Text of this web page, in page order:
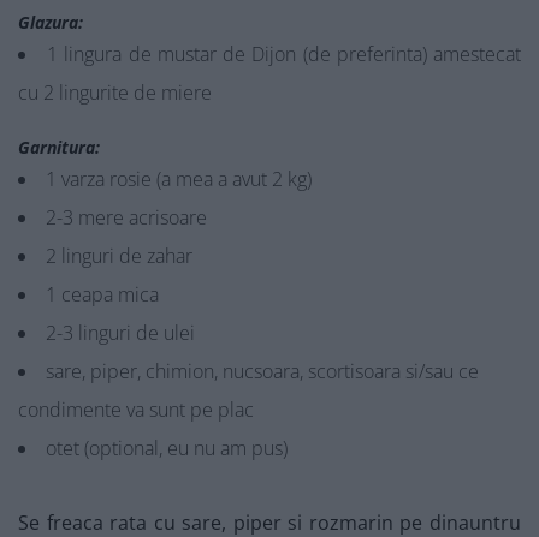
Glazura:
1 lingura de mustar de Dijon (de preferinta) amestecat
cu 2 lingurite de miere
Garnitura:
1 varza rosie (a mea a avut 2 kg)
2-3 mere acrisoare
2 linguri de zahar
1 ceapa mica
2-3 linguri de ulei
sare, piper, chimion, nucsoara, scortisoara si/sau ce
condimente va sunt pe plac
otet (optional, eu nu am pus)
Se freaca rata cu sare, piper si rozmarin pe dinauntru